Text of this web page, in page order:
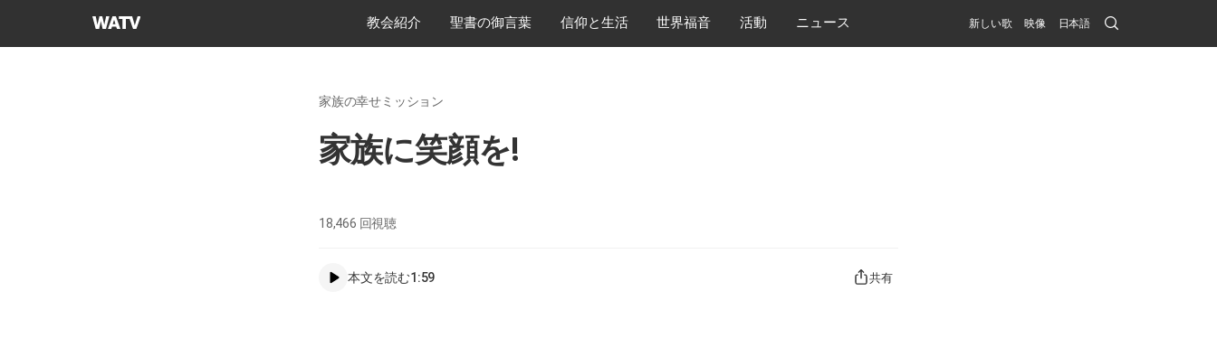
神
教会紹介 ​聖書の御言葉 ​信仰と生活 世界福音 活動 ニュース 新しい歌 映像 日本語 Search
Submit
家族の幸せミッション
家族に笑顔を!
18,466 回視聴
本文を読む1:59 共有